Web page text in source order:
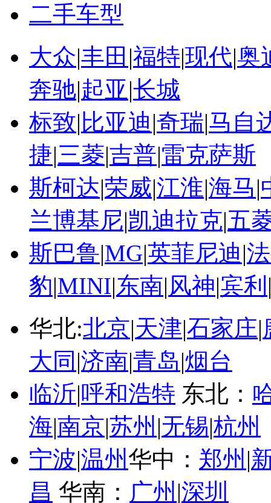
二手车型
大众|丰田 |福特|现代|奥
奔驰|起亚|长城
标致| 比亚迪|奇瑞|马自
捷|三菱|吉普|雷克萨斯
斯柯达|荣威|江淮|海马|
兰博基尼|凯迪拉克|五
斯巴鲁|MG|英菲尼迪|
豹|MINI|东南|风神|宾利
华北:北京|天津|石家庄|
大同 |济南|青岛|烟台
临沂|呼和浩特 东北：
海|南京|苏州 |无锡|杭州
宁波|温州华中： 郑州 |
昌 华南： 广州 |深圳